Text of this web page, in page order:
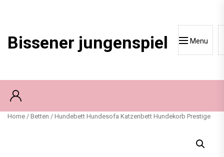
Bissener jungenspiel Menu
Home / Betten / Hundebett Hundesofa Katzenbett Hundekorb Prestige